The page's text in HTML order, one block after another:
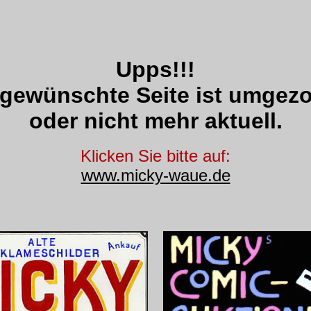
Upps!!!
Seite ist
oder nicht mehr aktuell.
Klicken Sie bitte auf:
www.micky-waue.de